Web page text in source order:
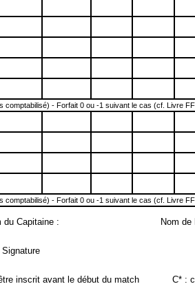
comptabilisé) - Forfait 0 ou -1 suivant le cas (cf. Livre
comptabilisé) - Forfait 0 ou -1 suivant le cas (cf. Livre
du Capitaine : Nom
Signature
inscrit avant le début du match C* :